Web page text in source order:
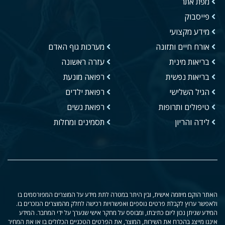
פייסבוק
מידע מקצועי
אורח חיים ותזונה
בריאות מינית
בריאות נפשית
הגיל השלישי
טיפולים ותרופות
לידה והריון
מערכות גוף האדם
עזרה ראשונה
רפואה מונעת
רפואת ילדים
רפואת נשים
תסמינים ומחלות
האתר הוקם מיוזמה אישית, ובין היתר במטרה לתת מידע על המוצרים המפורסמים בו
ולאפשר ערוץ לקבלת פרטים נוספים ואפשרויות רכישה לחלק מהמוצרים הנזכרים בו.
המידע שניתן נכון ליום כתיבתו, ומבוסס על מחקר אישי שנערך על ידי המחבר. המידע
איננו מייצג בהכרח את השירות, המוצר, את הפרטים הטכניים הכלולים בו או את המחיר